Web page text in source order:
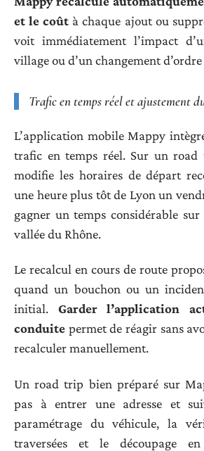
et le coût à chaque ajout ou
voit immédiatement l’impact
village ou d’un changement
Trafic en temps réel et ajustement
L’application mobile Mappy
trafic en temps réel. Sur un road
modifie les horaires de départ
une heure plus tôt de Lyon un
gagner un temps considérable
vallée du Rhône.
Le recalcul en cours de route
quand un bouchon ou un
initial. Garder l’application
conduite permet de réagir sans
recalculer manuellement.
Un road trip bien préparé sur
pas à entrer une adresse et
paramétrage du véhicule, la
traversées et le découpage